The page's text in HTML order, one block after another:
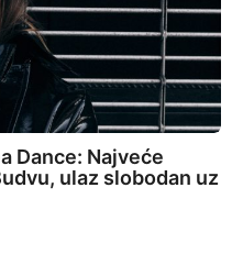
Dance: Najveće
ulaz slobodan uz